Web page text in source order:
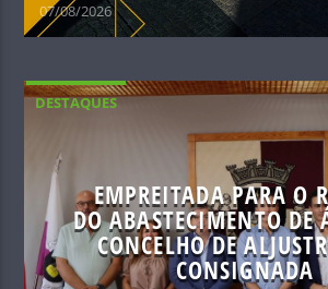
07/08/2026
DESTAQUES
EMPREITADA PARA O
DO ABASTECIMENTO DE
CONCELHO DE
CONSIGNADA